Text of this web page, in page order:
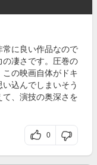
常に良い作品なので
凄さです。圧巻の
の映画自体がドキ
込んでしまいそう
、演技の奥深さを
0